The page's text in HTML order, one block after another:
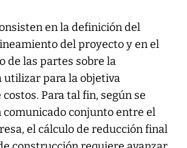
en la definición del
del proyecto y en el
de las partes sobre la
utilizar para la objetiva
Para tal fin, según se
conjunto entre el
el cálculo de reducción final